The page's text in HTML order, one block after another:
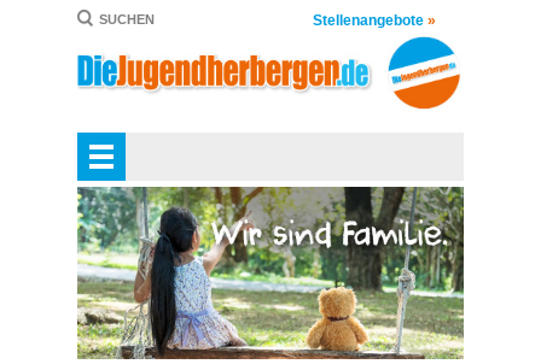
SUCHEN Stellenangebote »